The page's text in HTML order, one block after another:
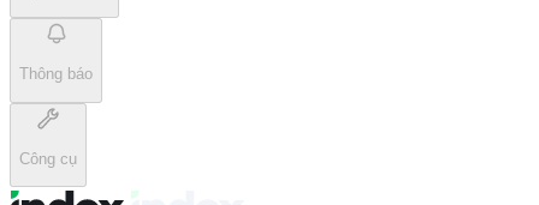
Thông báo
Công cụ